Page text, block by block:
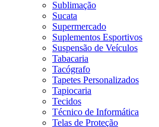
Sublimação
Sucata
Supermercado
Suplementos Esportivos
Suspensão de Veículos
Tabacaria
Tacógrafo
Tapetes Personalizados
Tapiocaria
Tecidos
Técnico de Informática
Telas de Proteção